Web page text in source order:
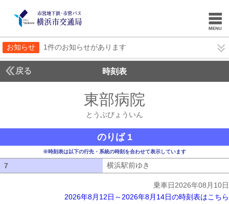
お知らせ 1件のお知らせがあります
戻る 時刻表
東部病院
とうぶびょういん
のりば 1
※時刻表は以下の行先・系統の時刻を合わせて表示しています
7 横浜駅前ゆき
乗車日2026年08月10日
2026年8月12日～2026年8月14日の時刻表はこちら